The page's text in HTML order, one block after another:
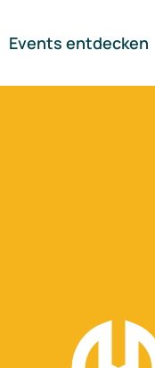
Events entdecken